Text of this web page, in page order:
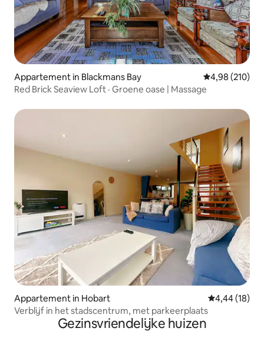
Appartement in Blackmans Bay Gemiddelde
4,98 (210)
Red Brick Seaview Loft · Groene oase | Massage
Appartement in Hobart Gemiddelde
4,44 (18)
Verblijf in het stadscentrum, met parkeerplaats
Gezinsvriendelijke huizen